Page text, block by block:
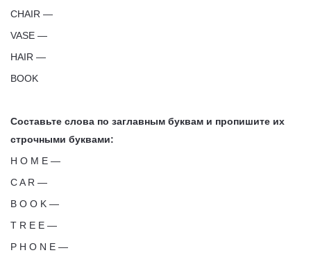
CHAIR —
VASE —
HAIR —
BOOK
Составьте слова по заглавным буквам и пропишите их
строчными буквами:
H O M E —
C A R —
B O O K —
T R E E —
P H O N E —